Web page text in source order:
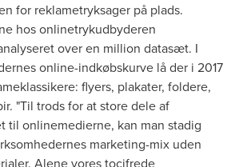
for reklametryksager på plads.
hos onlinetrykudbyderen
over en million datasæt. I
online-indkøbskurve lå der i 2017
flyers, plakater, foldere,
"Til trods for at store dele af
til onlinemedierne, kan man stadig
marketing-mix uden